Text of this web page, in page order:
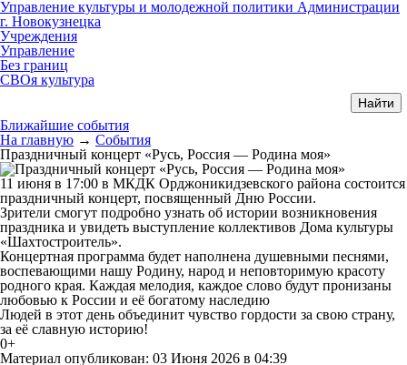
Управление культуры и молодежной политики Администрации
г. Новокузнецка
Учреждения
Управление
Без границ
СВОя культура
Ближайшие события
На главную → События
Праздничный концерт «Русь, Россия — Родина моя»
11 июня в 17:00 в МКДК Орджоникидзевского района состоится
праздничный концерт, посвященный Дню России.
Зрители смогут подробно узнать об истории возникновения
праздника и увидеть выступление коллективов Дома культуры
«Шахтостроитель».
Концертная программа будет наполнена душевными песнями,
воспевающими нашу Родину, народ и неповторимую красоту
родного края. Каждая мелодия, каждое слово будут пронизаны
любовью к России и её богатому наследию
Людей в этот день объединит чувство гордости за свою страну,
за её славную историю!
0+
Материал опубликован: 03 Июня 2026 в 04:39